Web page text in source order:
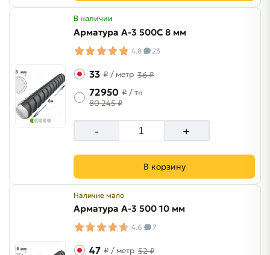
В наличии
Арматура A-3 500C 8 мм
4.8 23
33 ₽ / метр 36 ₽
72950 ₽ / тн
80 245 ₽
- +
В корзину
Наличие мало
Арматура A-3 500 10 мм
4.6 7
47 ₽ / метр 52 ₽